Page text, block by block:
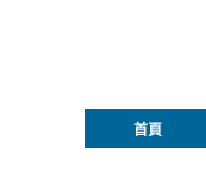
首頁